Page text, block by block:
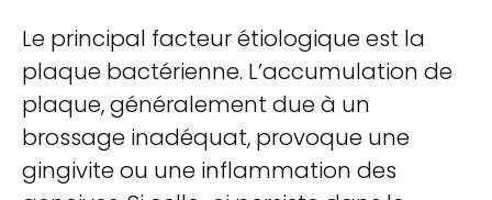
Le principal facteur étiologique est la
plaque bactérienne. L’accumulation de
plaque, généralement due à un
brossage inadéquat, provoque une
gingivite ou une inflammation des